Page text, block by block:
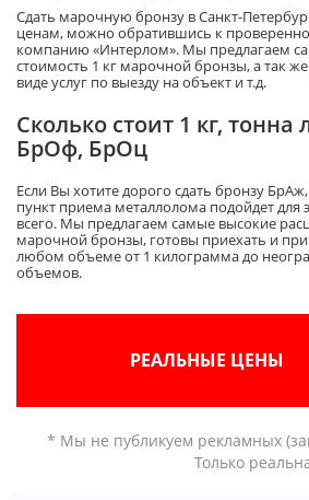
Сдать марочную бронзу в Санкт-
ценам, можно обратившись к
компанию «Интерлом». Мы предлагаем
стоимость 1 кг марочной бронзы, а так
виде услуг по выезду на объект и т.д.
Сколько стоит 1 кг,
БрОф, БрОц
Если Вы хотите дорого сдать бронзу
пункт приема металлолома подойдет для
всего. Мы предлагаем самые высокие
марочной бронзы, готовы приехать и
любом объеме от 1 килограмма до
объемов.
РЕАЛЬНЫЕ ЦЕНЫ
* Мы не публикуем рекламных
Только